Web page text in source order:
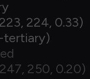
224, 0.33)
250, 0.20)